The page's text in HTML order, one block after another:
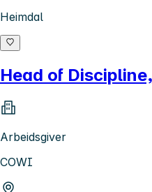
Heimdal
Head of
Arbeidsgiver
COWI